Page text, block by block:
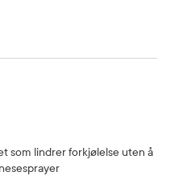
som lindrer forkjølelse uten å